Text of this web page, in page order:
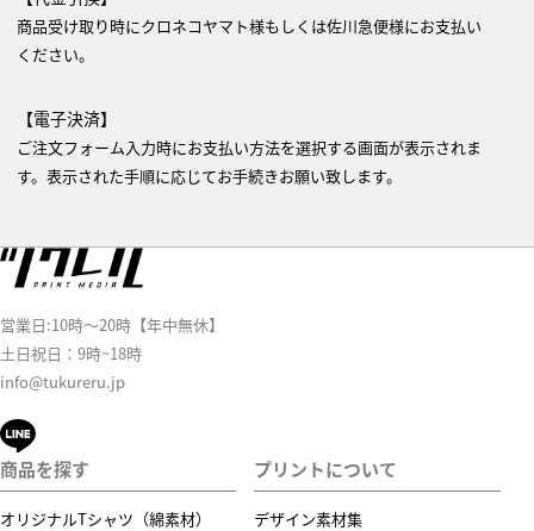
商品受け取り時にクロネコヤマト様もしくは佐川急便様にお支払い
ください。
【電子決済】
ご注文フォーム入力時にお支払い方法を選択する画面が表示されま
す。表示された手順に応じてお手続きお願い致します。
営業日:10時～20時【年中無休】
土日祝日：9時~18時
info@tukureru.jp
商品を探す
オリジナルTシャツ（綿素材）
プリントについて
デザイン素材集